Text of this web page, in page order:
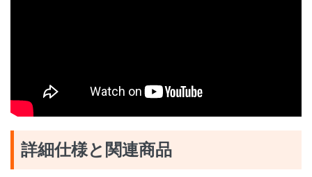
詳細仕様と関連商品